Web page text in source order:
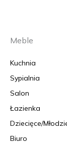
Meble
Kuchnia
Sypialnia
Salon
Łazienka
Dziecięce/
Biuro